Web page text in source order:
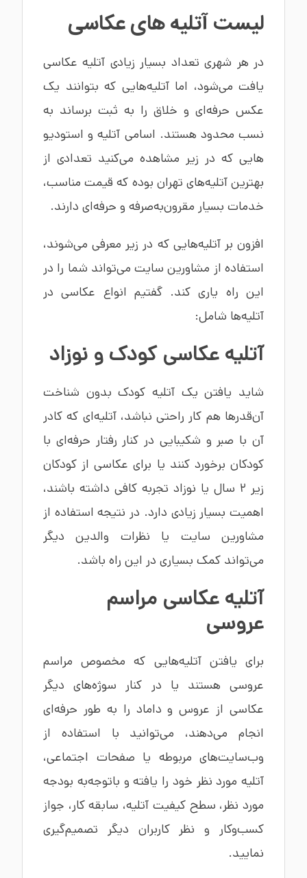
لیست آتلیه های عکاسی
در هر شهری تعداد بسیار زیادی آتلیه عکاسی
یافت می‌شود، اما آتلیه‌هایی که بتوانند یک
عکس حرفه‌ای و خلاق را به ثبت برساند به
نسب محدود هستند. اسامی آتلیه و استودیو
هایی که در زیر مشاهده می‌کنید تعدادی از
بهترین آتلیه‌های تهران بوده که قیمت مناسب،
خدمات بسیار مقرون‌به‌صرفه و حرفه‌ای دارند.
افزون بر آتلیه‌هایی که در زیر معرفی می‌شوند،
استفاده از مشاورین سایت می‌تواند شما را در
این راه یاری کند. گفتیم انواع عکاسی در
آتلیه‌ها شامل:
آتلیه عکاسی کودک و نوزاد
شاید یافتن یک آتلیه کودک بدون شناخت
آن‌قدرها هم کار راحتی نباشد، آتلیه‌ای که کادر
آن با صبر و شکیبایی در کنار رفتار حرفه‌ای با
کودکان برخورد کنند یا برای عکاسی از کودکان
زیر ۲ سال یا نوزاد تجربه کافی داشته باشند،
اهمیت بسیار زیادی دارد. در نتیجه استفاده از
مشاورین سایت یا نظرات والدین دیگر
می‌تواند کمک بسیاری در این راه باشد.
آتلیه عکاسی مراسم
عروسی
برای یافتن آتلیه‌هایی که مخصوص مراسم
عروسی هستند یا در کنار سوژه‌های دیگر
عکاسی از عروس و داماد را به طور حرفه‌ای
انجام می‌دهند، می‌توانید با استفاده از
وب‌سایت‌های مربوطه یا صفحات اجتماعی،
آتلیه مورد نظر خود را یافته و باتوجه‌به بودجه
مورد نظر، سطح کیفیت آتلیه، سابقه کار، جواز
کسب‌وکار و نظر کاربران دیگر تصمیم‌گیری
نمایید.